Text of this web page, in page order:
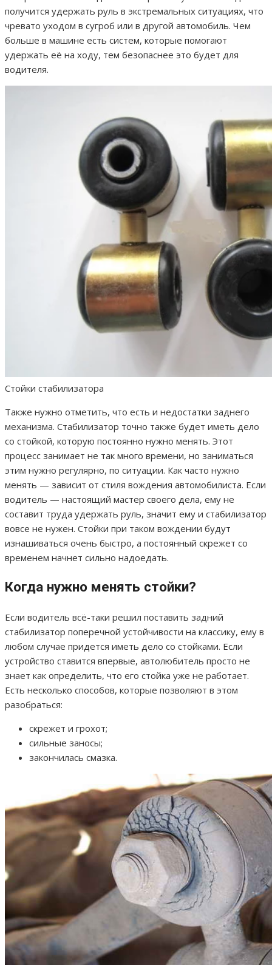
получится удержать руль в экстремальных ситуациях, что
чревато уходом в сугроб или в другой автомобиль. Чем
больше в машине есть систем, которые помогают
удержать её на ходу, тем безопаснее это будет для
водителя.
Стойки стабилизатора
Также нужно отметить, что есть и недостатки заднего
механизма. Стабилизатор точно также будет иметь дело
со стойкой, которую постоянно нужно менять. Этот
процесс занимает не так много времени, но заниматься
этим нужно регулярно, по ситуации. Как часто нужно
менять — зависит от стиля вождения автомобилиста. Если
водитель — настоящий мастер своего дела, ему не
составит труда удержать руль, значит ему и стабилизатор
вовсе не нужен. Стойки при таком вождении будут
изнашиваться очень быстро, а постоянный скрежет со
временем начнет сильно надоедать.
Когда нужно менять стойки?
Если водитель всё-таки решил поставить задний
стабилизатор поперечной устойчивости на классику, ему в
любом случае придется иметь дело со стойками. Если
устройство ставится впервые, автолюбитель просто не
знает как определить, что его стойка уже не работает.
Есть несколько способов, которые позволяют в этом
разобраться:
скрежет и грохот;
сильные заносы;
закончилась смазка.